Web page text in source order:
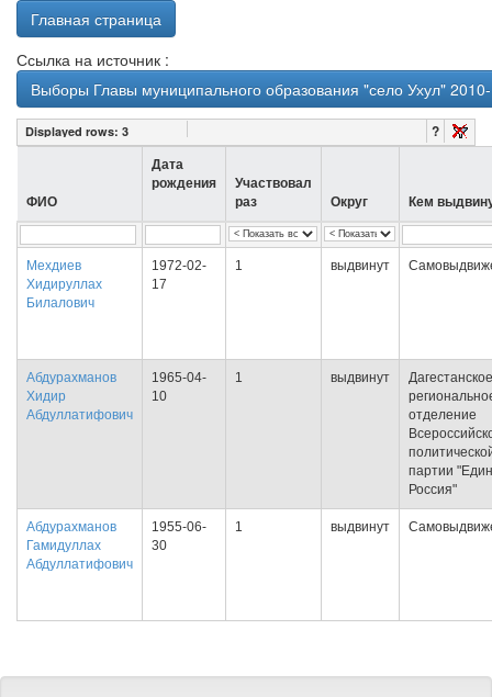
Главная страница
Ссылка на источник :
Выборы Главы муниципального образования "село Ухул"
Displayed rows: 3 ?
ФИО
Дата
рождения
Участвовал
раз
Округ Кем
Мехдиев
Хидируллах
Билалович
1972-02-
17
1 выдвинут
Абдурахманов
Хидир
Абдуллатифович
1965-04-
10
1 выдвинут
Дагестанское
отделение
партии
Россия"
Абдурахманов
Гамидуллах
Абдуллатифович
1955-06-
30
1 выдвинут